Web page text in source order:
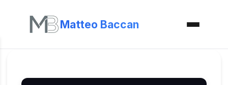
Matteo Baccan